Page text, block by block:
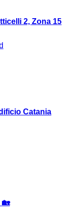
2, Zona 15
Catania
🏡